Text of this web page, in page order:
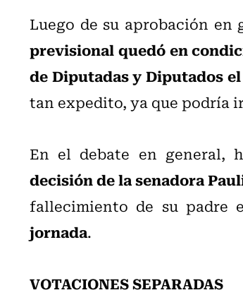
Luego de su aprobación
previsional quedó en
de Diputadas y Diputados
tan expedito, ya que podría
En el debate en general,
decisión de la senadora
fallecimiento de su padre
jornada.
VOTACIONES SEPARADAS